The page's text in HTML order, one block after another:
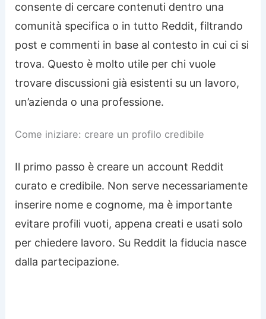
consente di cercare contenuti dentro una
comunità specifica o in tutto Reddit, filtrando
post e commenti in base al contesto in cui ci si
trova. Questo è molto utile per chi vuole
trovare discussioni già esistenti su un lavoro,
un’azienda o una professione.
Come iniziare: creare un profilo credibile
Il primo passo è creare un account Reddit
curato e credibile. Non serve necessariamente
inserire nome e cognome, ma è importante
evitare profili vuoti, appena creati e usati solo
per chiedere lavoro. Su Reddit la fiducia nasce
dalla partecipazione.